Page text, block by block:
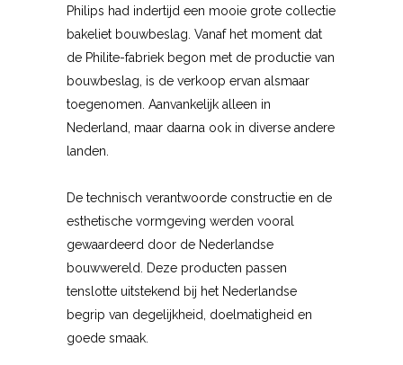
Philips had indertijd een mooie grote collectie
bakeliet bouwbeslag. Vanaf het moment dat
de Philite-fabriek begon met de productie van
bouwbeslag, is de verkoop ervan alsmaar
toegenomen. Aanvankelijk alleen in
Nederland, maar daarna ook in diverse andere
landen.
De technisch verantwoorde constructie en de
esthetische vormgeving werden vooral
gewaardeerd door de Nederlandse
bouwwereld. Deze producten passen
tenslotte uitstekend bij het Nederlandse
begrip van degelijkheid, doelmatigheid en
goede smaak.